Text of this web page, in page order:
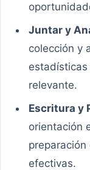
Juntar y
colección y
relevante.
Escritura y
orientación
efectivas.